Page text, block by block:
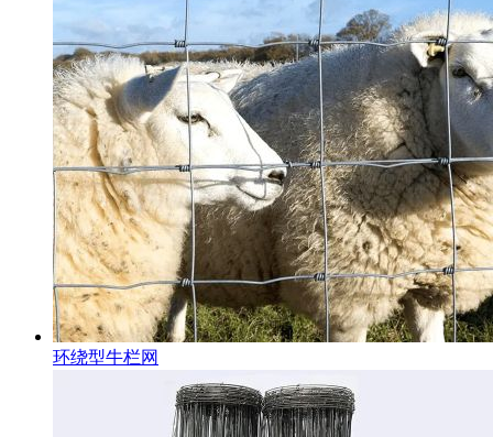
环绕型牛栏网